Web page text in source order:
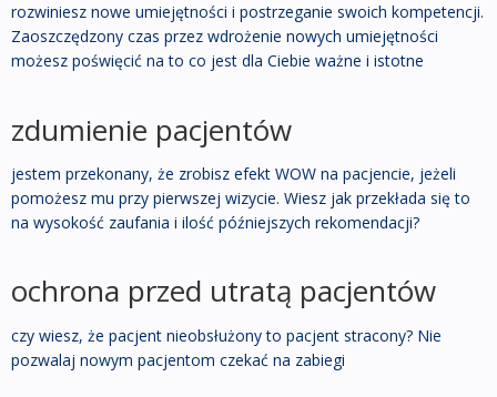
rozwiniesz nowe umiejętności i postrzeganie swoich kompetencji.
Zaoszczędzony czas przez wdrożenie nowych umiejętności
możesz poświęcić na to co jest dla Ciebie ważne i istotne
zdumienie pacjentów
jestem przekonany, że zrobisz efekt WOW na pacjencie, jeżeli
pomożesz mu przy pierwszej wizycie. Wiesz jak przekłada się to
na wysokość zaufania i ilość późniejszych rekomendacji?
ochrona przed utratą pacjentów
czy wiesz, że pacjent nieobsłużony to pacjent stracony? Nie
pozwalaj nowym pacjentom czekać na zabiegi